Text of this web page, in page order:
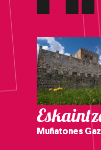
Muñatones